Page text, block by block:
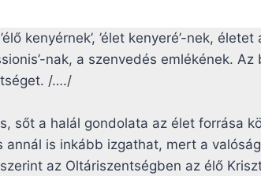
kenyérnek’, ’élet kenyeré’-nek, életet
nak, a szenvedés emlékének. Az
/…./
sőt a halál gondolata az élet forrása
is inkább izgathat, mert a
az Oltáriszentségben az élő